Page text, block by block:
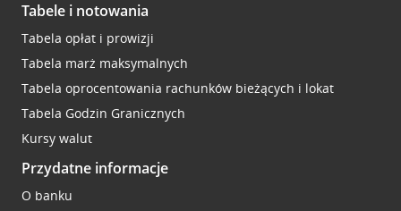
Tabele i notowania
Tabela opłat i prowizji
Tabela marż maksymalnych
Tabela oprocentowania rachunków bieżących i lokat
Tabela Godzin Granicznych
Kursy walut
Przydatne informacje
O banku